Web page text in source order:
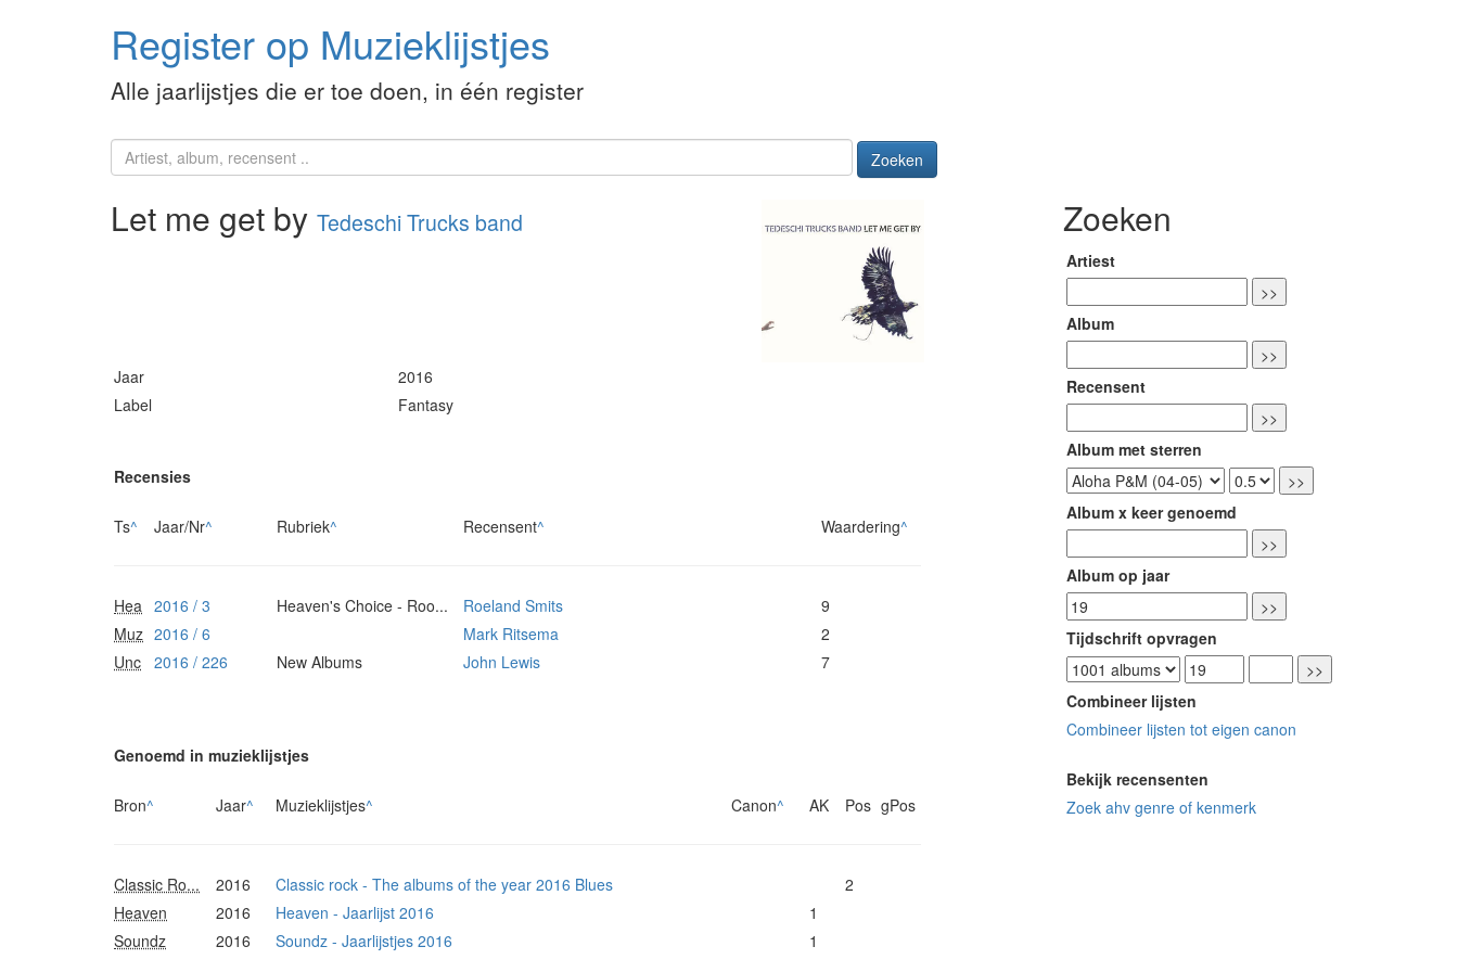
Register op Muzieklijstjes
Alle jaarlijstjes die er toe doen, in één register
Zoeken
Let me get by Tedeschi Trucks band
Jaar
2016
Label
Fantasy
Recensies
Ts^ Jaar/Nr^ Rubriek^ Recensent^ Waardering^
Hea 2016 / 3 Heaven's Choice - Roo... Roeland Smits
9
Muz 2016 / 6 Mark Ritsema
2
Unc 2016 / 226 New Albums John Lewis 7
Genoemd in muzieklijstjes
Bron^ Jaar^ Muzieklijstjes^ Canon^ AK Pos gPos
Classic Ro... 2016 Classic rock - The albums of the year 2016 Blues
2
Heaven
2016 Heaven - Jaarlijst 2016
1
Soundz
2016 Soundz - Jaarlijstjes 2016 1
Zoeken
Artiest
Album
Recensent
Album met sterren
Album x keer genoemd
Album op jaar
Tijdschrift opvragen
Combineer lijsten
Combineer lijsten tot eigen canon
Bekijk recensenten
Zoek ahv genre of kenmerk